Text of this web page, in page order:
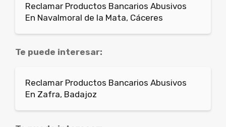
Reclamar Productos Bancarios Abusivos
En Navalmoral de la Mata, Cáceres
Te puede interesar:
Reclamar Productos Bancarios Abusivos
En Zafra, Badajoz